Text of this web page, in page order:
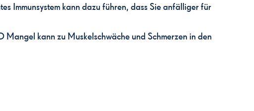
Immunsystem kann dazu führen, dass Sie anfälliger für
Mangel kann zu Muskelschwäche und Schmerzen in den